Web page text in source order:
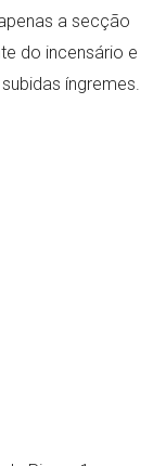
a secção
do incensário e
íngremes.